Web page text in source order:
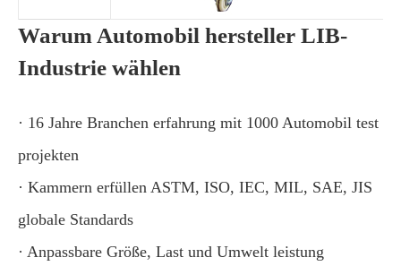
Warum Automobil hersteller LIB-
Industrie wählen
· 16 Jahre Branchen erfahrung mit 1000 Automobil test
projekten
· Kammern erfüllen ASTM, ISO, IEC, MIL, SAE, JIS
globale Standards
· Anpassbare Größe, Last und Umwelt leistung